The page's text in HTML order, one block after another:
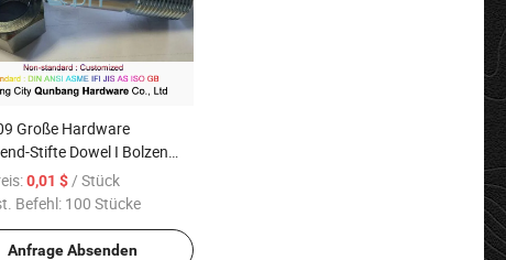
Große Hardware
Stifte Dowel I Bolzen
0,01 $ / Stück
Befehl: 100 Stücke
Anfrage Absenden